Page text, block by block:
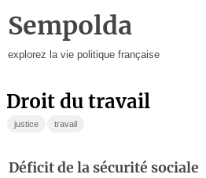
Sempolda
explorez la vie politique française
droit du travail
justice travail
Déficit de la sécurité sociale